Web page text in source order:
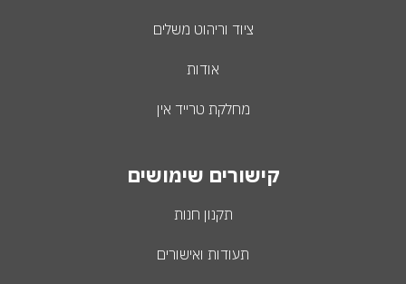
ציוד וריהוט משלים
אודות
מחלקת טרייד אין
קישורים שימושים
תקנון חנות
תעודות ואישורים